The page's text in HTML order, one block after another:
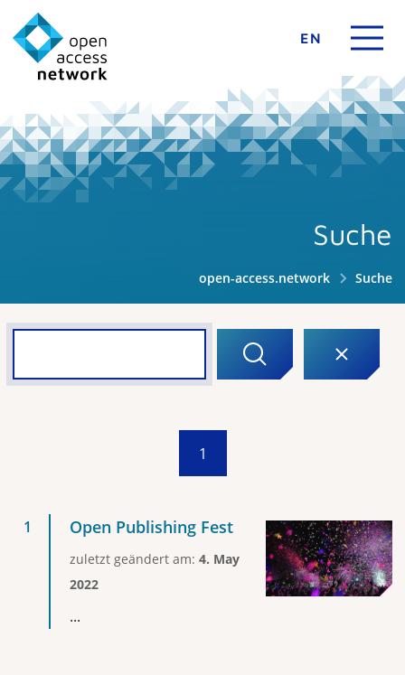
EN
Suche
open-access.network Suche
1
Open Publishing Fest
zuletzt geändert am: 4. May
2022
...